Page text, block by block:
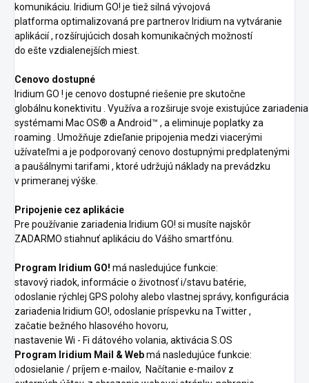
komunikáciu.
Iridium GO! je tiežsilná vývojová
platforma optimalizovaná pre partnerov Iridium na vytváranie
aplikácií, rozšírujúcich dosah komunikačných možností
do ešte vzdialenejších miest.
Cenovo dostupné
Iridium GO ! je cenovo dostupné riešenie pre skutočne
globálnu konektivitu Využíva a rozširuje svoje existujúce zariadenia
systémami Mac OS® a Android™ , a eliminuje poplatky za
roaming
Umožňuje zdieľanie pripojenia medzi viacerými
užívateľmi a je podporovanýcenovo dostupnými predplatenými
a paušálnymi tarifami , ktoré udržujú náklady na prevádzku
vprimeranej výške.
Pripojenie cez aplikácie
Pre používanie zariadenia Iridium GO! si musíte najskôr
ZADARMO stiahnuť aplikáciu do Vášho smartfónu.
Program Iridium GO! má nasledujúce funkcie:
stavový riadok, informácie o životnosťi/stavu batérie,
odoslanie rýchlej GPS polohyalebo vlastnej správy, konfigurácia
zariadenia Iridium GO!, odoslanie príspevku na Twitter,
začatie bežného hlasového hovoru,
nastavenie Wi - Fi dátového volania, aktivácia S.OS
Program Iridium Mail & Webmá nasledujúce funkcie:
odosielanie /príjem e-mailov, Načítanie e-mailov z